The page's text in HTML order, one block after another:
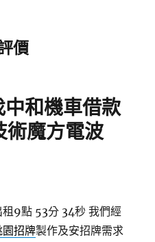
價
和機車借款
術魔方電波
租9點 53分 34秒 我們經
園招牌製作及安招牌需求